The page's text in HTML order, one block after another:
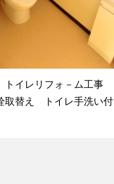
イレリフォ－ム工事
取替え トイレ手洗い付